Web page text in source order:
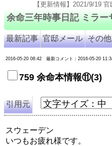
余命三年時事日記 ミラー
最新記事 官邸メール その
2016-05-20 08:42 最新コメント：2016-05-20
759 余命本情報⑪(3)
引用元
スウェーデン
いつもお疲れ様です。
【更新情報】2021/9/19 官邸メー